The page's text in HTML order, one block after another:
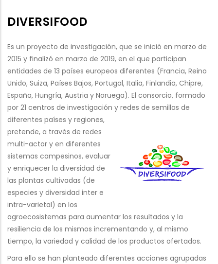
DIVERSIFOOD
Es un proyecto de investigación, que se inició en marzo de
2015 y finalizó en marzo de 2019, en el que participan
entidades de 13 países europeos diferentes (Francia, Reino
Unido, Suiza, Países Bajos, Portugal, Italia, Finlandia, Chipre,
España, Hungría, Austria y Noruega). El consorcio, formado
por 21 centros de investigación y redes de semillas de
diferentes países y regiones,
pretende, a través de redes
multi-actor y en diferentes
sistemas campesinos, evaluar
y enriquecer la diversidad de
las plantas cultivadas (de
especies y diversidad inter e
intra-varietal) en los
agroecosistemas para aumentar los resultados y la
resiliencia de los mismos incrementando y, al mismo
tiempo, la variedad y calidad de los productos ofertados.
Para ello se han planteado diferentes acciones agrupadas